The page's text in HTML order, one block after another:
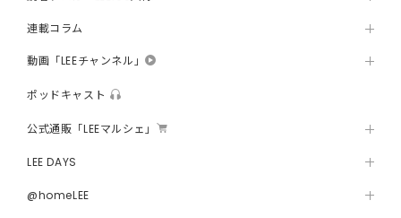
連載コラム
動画「LEEチャンネル」
ポッドキャスト
公式通販「LEEマルシェ」
LEE DAYS
@homeLEE